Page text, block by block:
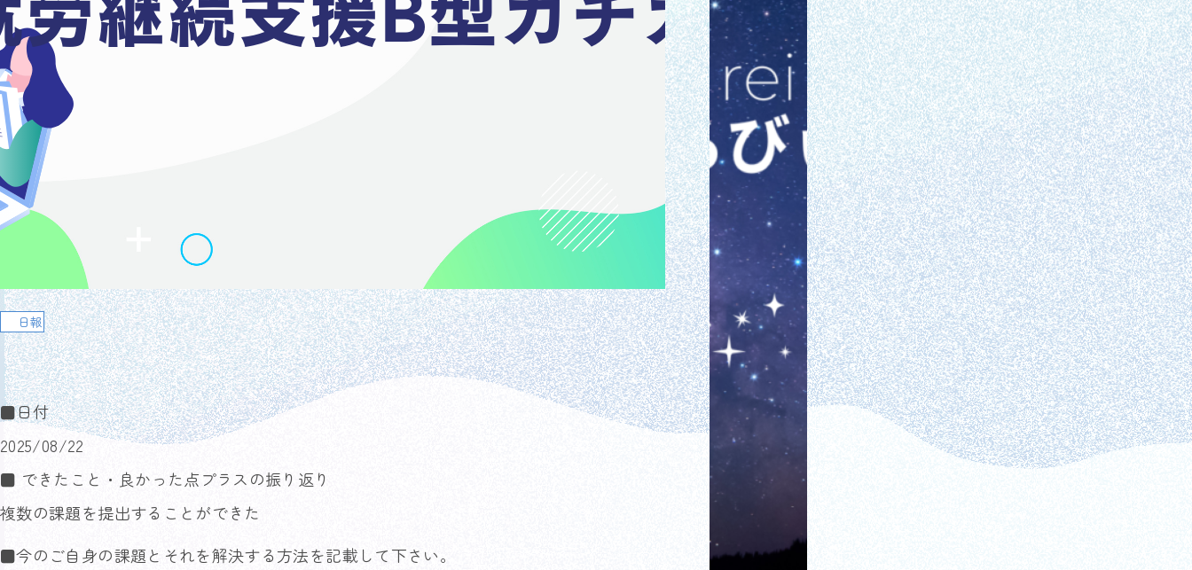
日報
■日付
2025/08/22
■ できたこと・良かった点プラスの振り返り
複数の課題を提出することができた
■今のご自身の課題とそれを解決する方法を記載して下さい。